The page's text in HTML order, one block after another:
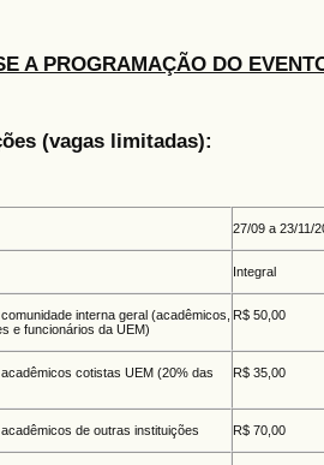
A PROGRAMAÇÃO DO
(vagas limitadas):
27/09 a 23/11/
Integral
interna geral (acadêmicos,
e funcionários da UEM)
R$ 50,00
cotistas UEM (20% das
R$ 35,00
de outras instituições R$ 70,00